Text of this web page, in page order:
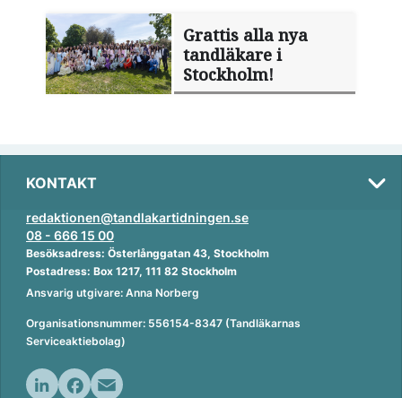
Grattis alla nya
tandläkare i
Stockholm!
KONTAKT
redaktionen@tandlakartidningen.se
08 - 666 15 00
Besöksadress: Österlånggatan 43, Stockholm
Postadress: Box 1217, 111 82 Stockholm
Ansvarig utgivare: Anna Norberg
Organisationsnummer: 556154-8347 (Tandläkarnas
Serviceaktiebolag)